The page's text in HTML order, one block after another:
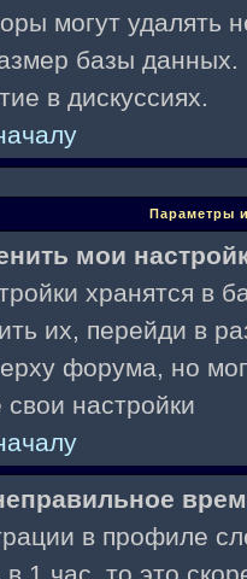
могут удалять
базы данных.
в дискуссиях.
Параметры
мои
хранятся в
их, перейди в
форума, но
настройки
в профиле